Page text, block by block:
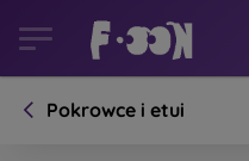
Pokrowce i etui